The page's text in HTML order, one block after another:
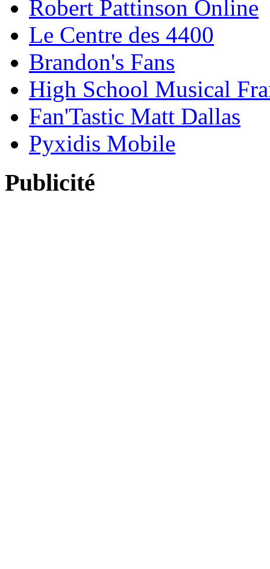
Robert Pattinson Online
Le Centre des 4400
Brandon's Fans
High School Musical
Fan'Tastic Matt Dallas
Pyxidis Mobile
Publicité